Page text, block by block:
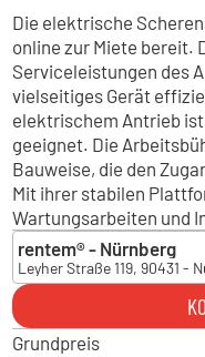
Die elektrische
online zur Miete bereit.
Serviceleistungen des
vielseitiges Gerät
elektrischem Antrieb
geeignet. Die
Bauweise, die den
Mit ihrer stabilen
Wartungsarbeiten und
rentem® - Nürnberg
Leyher Straße 119, 90431 -
Leyher Straße 119, 90431 -
rentem® - Zörbig
Grundpreis